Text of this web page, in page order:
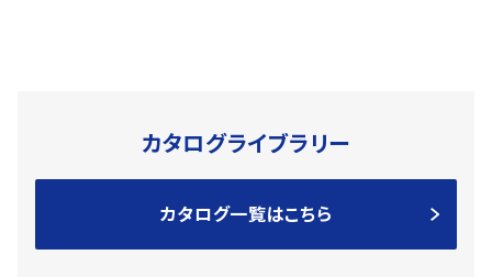
カタログライブラリー
カタログ一覧はこちら